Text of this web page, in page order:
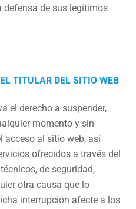
defensa de sus legítimos
TITULAR DEL SITIO WEB
el derecho a suspender,
momento y sin
acceso al sitio web, así
ofrecidos a través del
de seguridad,
otra causa que lo
interrupción afecte a los